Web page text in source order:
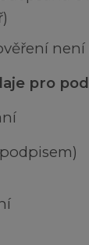
pro